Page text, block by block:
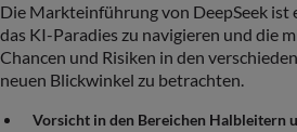
Die Markteinführung von DeepSeek ist
das KI-Paradies zu navigieren und die
Chancen und Risiken in den
neuen Blickwinkel zu betrachten.
Vorsicht in den Bereichen Halbleitern